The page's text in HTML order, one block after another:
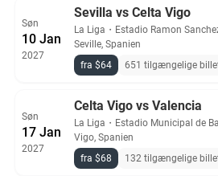
Søn
10 Jan
2027
Sevilla vs Celta Vigo
La Liga ・ Estadio Ramon
Seville, Spanien
fra $64
651 tilgængelige
Søn
17 Jan
2027
Celta Vigo vs Valencia
La Liga ・ Estadio Municipal de
Vigo, Spanien
fra $68
132 tilgængelige